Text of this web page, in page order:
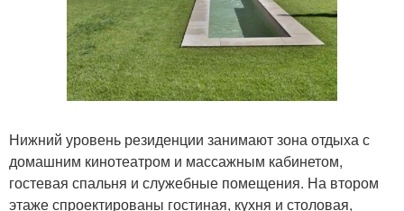
Нижний уровень резиденции занимают зона отдыха с
домашним кинотеатром и массажным кабинетом,
гостевая спальня и служебные помещения. На втором
этаже спроектированы гостиная, кухня и столовая,